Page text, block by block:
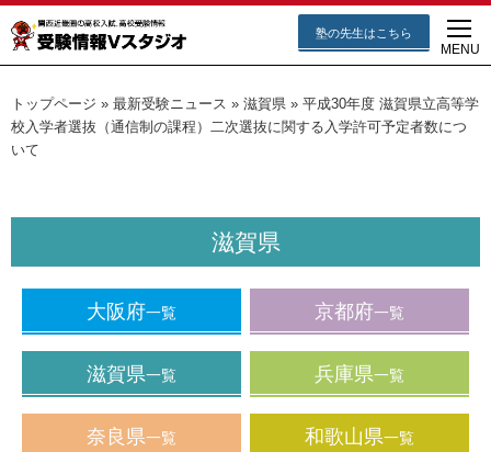
塾の先生はこちら
MENU
トップページ » 最新受験ニュース » 滋賀県 » 平成30年度 滋賀県立高等学
校入学者選抜（通信制の課程）二次選抜に関する入学許可予定者数につ
いて
滋賀県
大阪府一覧 京都府一覧
滋賀県一覧 兵庫県一覧
奈良県一覧 和歌山県一覧